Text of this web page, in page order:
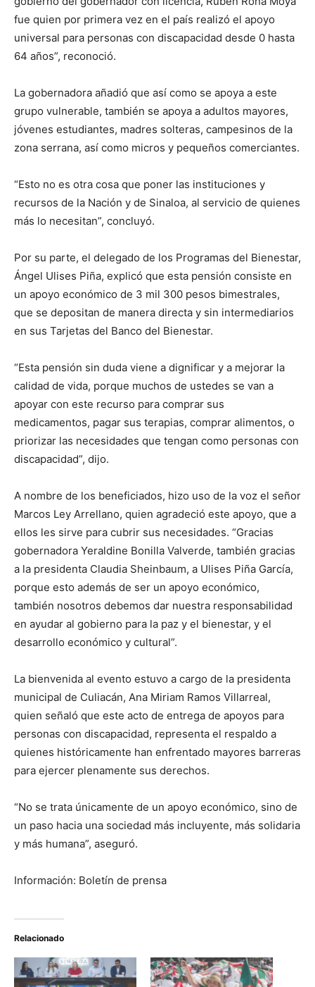
fue quien por primera vez en el país realizó el apoyo
universal para personas con discapacidad desde 0 hasta
64 años”, reconoció.
La gobernadora añadió que así como se apoya a este
grupo vulnerable, también se apoya a adultos mayores,
jóvenes estudiantes, madres solteras, campesinos de la
zona serrana, así como micros y pequeños comerciantes.
“Esto no es otra cosa que poner las instituciones y
recursos de la Nación y de Sinaloa, al servicio de quienes
más lo necesitan”, concluyó.
Por su parte, el delegado de los Programas del Bienestar,
Ángel Ulises Piña, explicó que esta pensión consiste en
un apoyo económico de 3 mil 300 pesos bimestrales,
que se depositan de manera directa y sin intermediarios
en sus Tarjetas del Banco del Bienestar.
“Esta pensión sin duda viene a dignificar y a mejorar la
calidad de vida, porque muchos de ustedes se van a
apoyar con este recurso para comprar sus
medicamentos, pagar sus terapias, comprar alimentos, o
priorizar las necesidades que tengan como personas con
discapacidad”, dijo.
A nombre de los beneficiados, hizo uso de la voz el señor
Marcos Ley Arrellano, quien agradeció este apoyo, que a
ellos les sirve para cubrir sus necesidades. “Gracias
gobernadora Yeraldine Bonilla Valverde, también gracias
a la presidenta Claudia Sheinbaum, a Ulises Piña García,
porque esto además de ser un apoyo económico,
también nosotros debemos dar nuestra responsabilidad
en ayudar al gobierno para la paz y el bienestar, y el
desarrollo económico y cultural”.
La bienvenida al evento estuvo a cargo de la presidenta
municipal de Culiacán, Ana Miriam Ramos Villarreal,
quien señaló que este acto de entrega de apoyos para
personas con discapacidad, representa el respaldo a
quienes históricamente han enfrentado mayores barreras
para ejercer plenamente sus derechos.
“No se trata únicamente de un apoyo económico, sino de
un paso hacia una sociedad más incluyente, más solidaria
y más humana”, aseguró.
Información: Boletín de prensa
Relacionado